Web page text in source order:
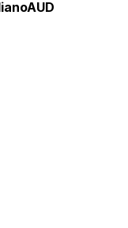
AUD